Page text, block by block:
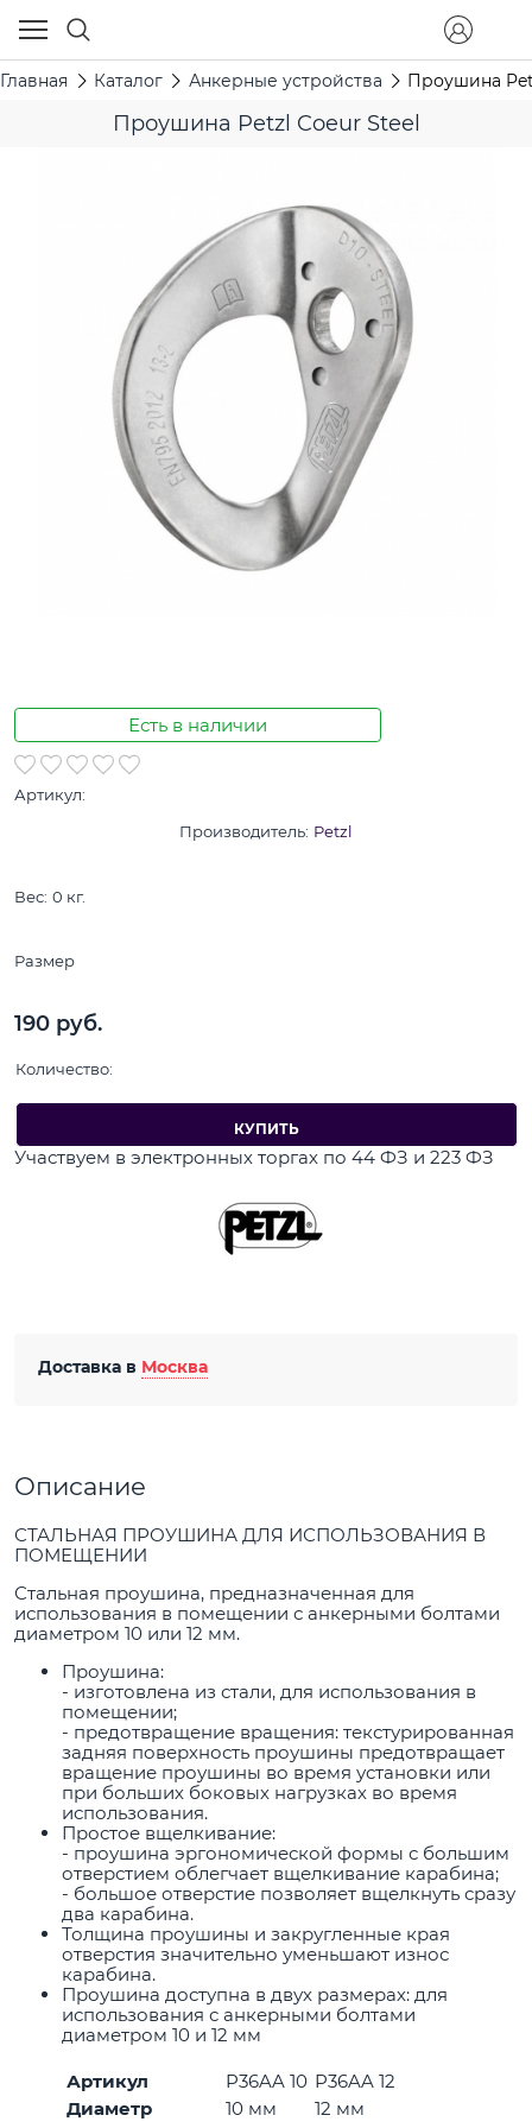
Главная Каталог Анкерные устройства Проушина
Проушина Petzl Coeur Steel
Есть в наличии
Артикул:
Производитель: Petzl
Вес: 0 кг.
Размер
190 руб.
Количество:
КУПИТЬ
Участвуем в электронных торгах по 44 ФЗ и 223 ФЗ
Доставка в Москва
Описание
СТАЛЬНАЯ ПРОУШИНА ДЛЯ ИСПОЛЬЗОВАНИЯ В
ПОМЕЩЕНИИ
Стальная проушина, предназначенная для
использования в помещении с анкерными болтами
диаметром 10 или 12 мм.
Проушина:
- изготовлена из стали, для использования в
помещении;
- предотвращение вращения: текстурированная
задняя поверхность проушины предотвращает
вращение проушины во время установки или
при больших боковых нагрузках во время
использования.
Простое вщелкивание:
- проушина эргономической формы с большим
отверстием облегчает вщелкивание карабина;
- большое отверстие позволяет вщелкнуть сразу
два карабина.
Толщина проушины и закругленные края
отверстия значительно уменьшают износ
карабина.
Проушина доступна в двух размерах: для
использования с анкерными болтами
диаметром 10 и 12 мм
Артикул P36AA 10 P36AA 12
Диаметр
10 мм
12 мм